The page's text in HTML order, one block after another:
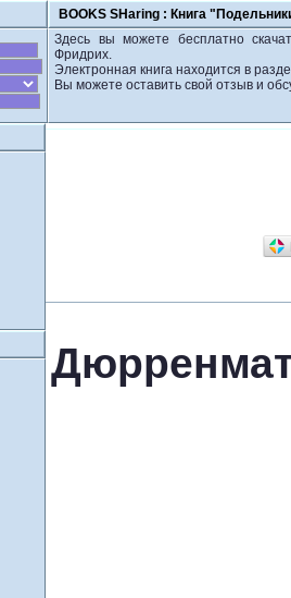
BOOKS SHaring : Книга
Здесь вы можете бесплатно
Фридрих.
Электронная книга находится в
Вы можете оставить свой отзыв и